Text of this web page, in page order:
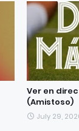
Ver en
(Amistoso)
July 29,